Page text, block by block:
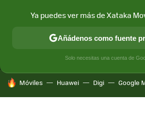
MÓVIL Y SOCIEDAD
HOY SE HABLA DE
Móviles Huawei Digi Google
Ya puedes ver más de Xataka
Añádenos como fuente
Solo necesitas una cuenta de